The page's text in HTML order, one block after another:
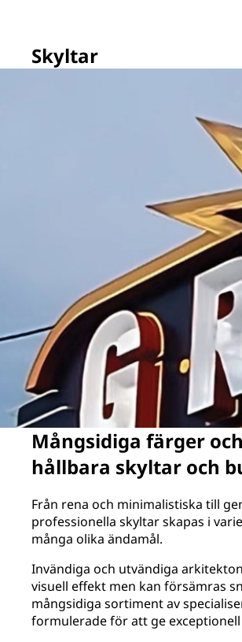
Skyltar
Mångsidiga färger
hållbara skyltar och
Från rena och minimalistiska till
professionella skyltar skapas i
många olika ändamål.
Invändiga och utvändiga
visuell effekt men kan försämras
mångsidiga sortiment av
formulerade för att ge